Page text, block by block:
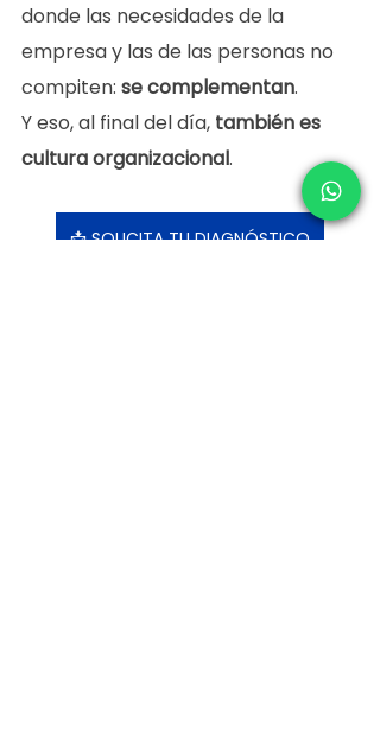
donde las necesidades de la
empresa y las de las personas no
compiten: se complementan.
Y eso, al final del día, también es
cultura organizacional.
📩 SOLICITA TU DIAGNÓSTICO